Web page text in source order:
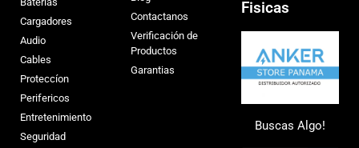
Cargadores
Audio
Cables
Proteccíon
Perifericos
Entretenimiento
Seguridad
Contactanos
Verificación de
Productos
Garantias
Fisicas
Buscas Algo!